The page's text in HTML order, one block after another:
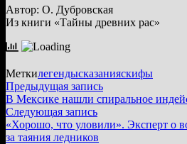
Автор: О. Дубровская
Из книги «Тайны древних рас»
Меткилегендысказанияскифы
Навигация
по
записям
Предыдущая записьПредыдущая
запись:
В Мексике нашли спиральное
Следующая записьСледующая
запись:
«Хорошо, что уловили». Эксперт о
за таяния ледников